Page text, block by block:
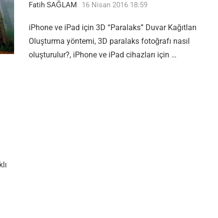
Fatih SAĞLAM 16 Nisan 2016 18:59
iPhone ve iPad için 3D “Paralaks” Duvar Kağıtları
Oluşturma yöntemi, 3D paralaks fotoğrafı nasıl
oluşturulur?, iPhone ve iPad cihazları için …